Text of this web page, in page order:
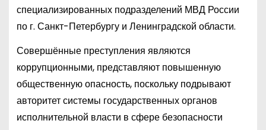
специализированных подразделений МВД России
по г. Санкт-Петербургу и Ленинградской области.
Совершённые преступления являются
коррупционными, представляют повышенную
общественную опасность, поскольку подрывают
авторитет системы государственных органов
исполнительной власти в сфере безопасности